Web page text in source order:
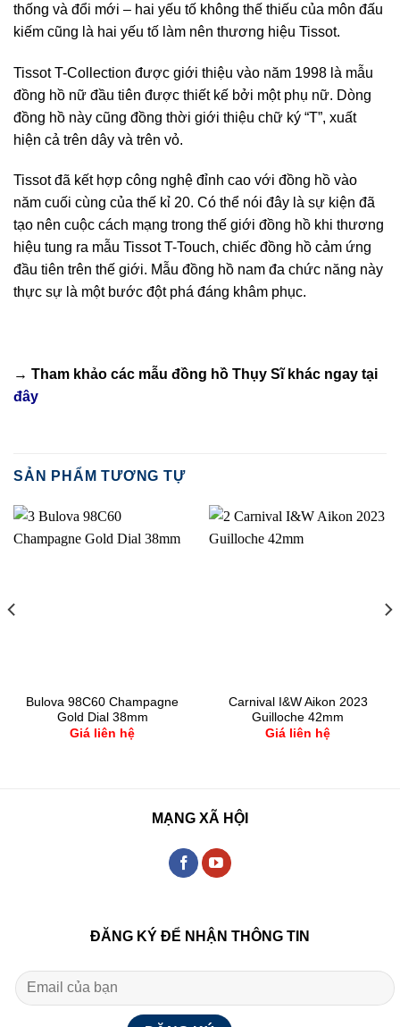
thống và đổi mới – hai yếu tố không thế thiếu của môn đấu
kiếm cũng là hai yếu tố làm nên thương hiệu Tissot.
Tissot T-Collection được giới thiệu vào năm 1998 là mẫu
đồng hồ nữ đầu tiên được thiết kế bởi một phụ nữ. Dòng
đồng hồ này cũng đồng thời giới thiệu chữ ký “T”, xuất
hiện cả trên dây và trên vỏ.
Tissot đã kết hợp công nghệ đỉnh cao với đồng hồ vào
năm cuối cùng của thế kỉ 20. Có thể nói đây là sự kiện đã
tạo nên cuộc cách mạng trong thế giới đồng hồ khi thương
hiệu tung ra mẫu Tissot T-Touch, chiếc đồng hồ cảm ứng
đầu tiên trên thế giới. Mẫu đồng hồ nam đa chức năng này
thực sự là một bước đột phá đáng khâm phục.
→ Tham khảo các mẫu đồng hồ Thụy Sĩkhác ngay tại
đây
SẢN PHẨM TƯƠNG TỰ
Bulova 98C60 Champagne
Gold Dial 38mm
Giá liên hệ
Carnival I&W Aikon 2023
Guilloche 42mm
Giá liên hệ
MẠNG XÃ HỘI
ĐĂNG KÝ ĐỂ NHẬN THÔNG TIN